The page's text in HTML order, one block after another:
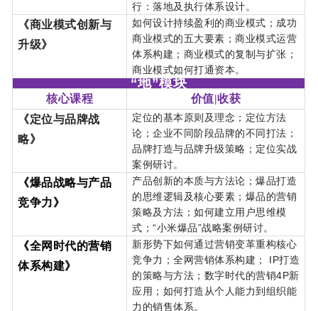
行：落地及执行体系设计。
《商业模式创新与
升级》
如何设计持续盈利的商业模式；成功
商业模式的五大要素；商业模式运营
体系构建；商业模式的复制与扩张；
商业模式如何打通资本。
“地”模块
核心课程
价值|收获
《定位与品牌战
略》
定位的基本原则及理念；定位方法
论；企业不同阶段品牌的不同打法；
品牌打造与品牌升级策略；定位实战
案例研讨。
《爆品战略与产品
竞争力》
产品创新的本质与方法论；爆品打造
的思维逻辑及核心要素；爆品的营销
策略及方法；如何建立用户思维模
式；“小米爆品”战略案例研讨。
《全网时代的营销
体系构建》
新形势下如何通过营销变革重构核心
竞争力；全网营销体系构建； IP打造
的策略与方法；数字时代的营销4P新
应用；如何打造从个人能力到组织能
力的销售体系。